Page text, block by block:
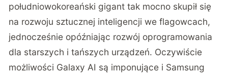
południowokoreański gigant tak mocno skupił się
na rozwoju sztucznej inteligencji we flagowcach,
jednocześnie opóźniając rozwój oprogramowania
dla starszych i tańszych urządzeń. Oczywiście
możliwości Galaxy AI są imponujące i Samsung